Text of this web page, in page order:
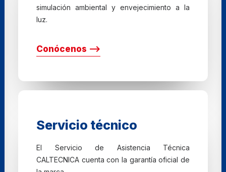
simulación ambiental y envejecimiento a la
luz.
Conócenos ⟶
Servicio técnico
El Servicio de Asistencia Técnica
CALTECNICA cuenta con la garantía oficial de